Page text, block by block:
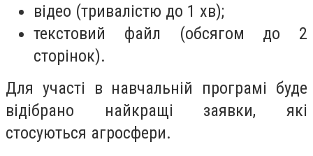
відео (тривалістю до 1 хв);
текстовий файл (обсягом до 2
сторінок).
Для участі в навчальній програмі буде
відібрано найкращі заявки, які
стосуються агросфери.